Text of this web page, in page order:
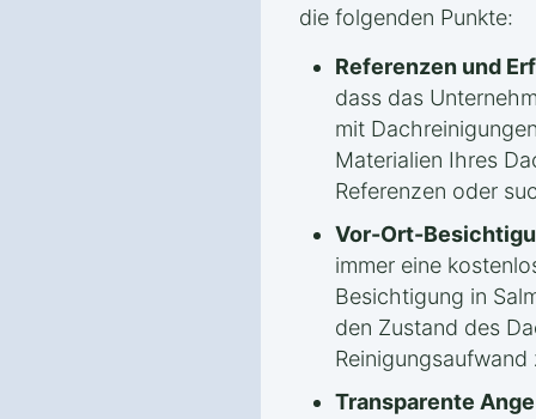
die folgenden Punkte:
Referenzen und
dass das
mit
Materialien Ihres
Referenzen oder
Vor-Ort-
immer eine
Besichtigung in
den Zustand des
Transparente